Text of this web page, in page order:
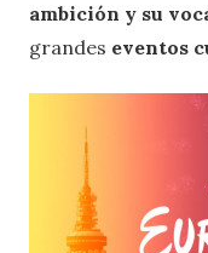
ambición y su
grandes eventos